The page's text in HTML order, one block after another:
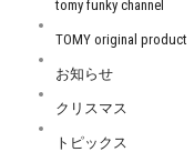
tomy funky channel
TOMY original product
お知らせ
クリスマス
トピックス